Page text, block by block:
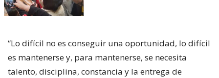
“Lo difícil no es conseguir una oportunidad, lo difícil
es mantenerse y, para mantenerse, se necesita
talento, disciplina, constancia y la entrega de